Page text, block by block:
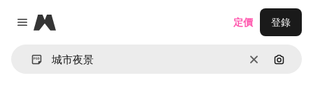
Close menu
Magnific
清除 通過圖
定價 登錄